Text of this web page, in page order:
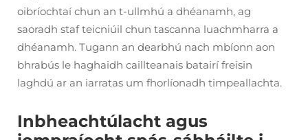
oibríochtaí chun an t-ullmhú a dhéanamh, ag
saoradh staf teicniúil chun tascanna luachmharra a
dhéanamh. Tugann an dearbhú nach mbíonn aon
bhrabús le haghaidh caillteanais batairí freisin
laghdú ar an iarratas um fhorlíonadh timpeallachta.
Inbheachtúlacht agus